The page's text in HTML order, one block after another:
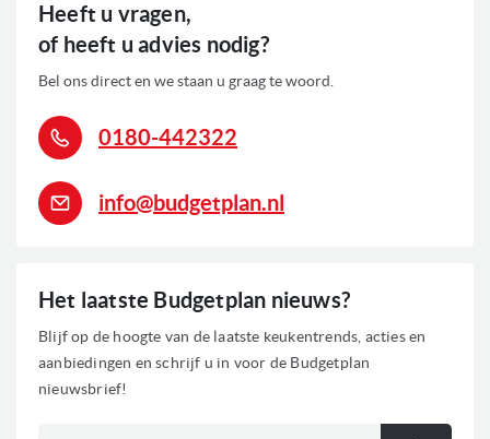
Het laatste Budgetplan nieuws?
Blijf op de hoogte van de laatste keukentrends, acties en
aanbiedingen en schrijf u in voor de Budgetplan
nieuwsbrief!
Heeft u vragen,
of heeft u advies nodig?
Bel ons direct en we staan u graag te woord.
0180-442322
info@budgetplan.nl